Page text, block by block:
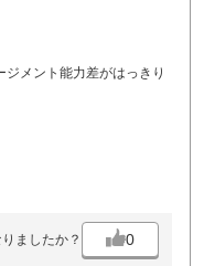
メント能力差がはっきり
ましたか？ 0